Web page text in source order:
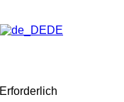
DE
Erforderlich